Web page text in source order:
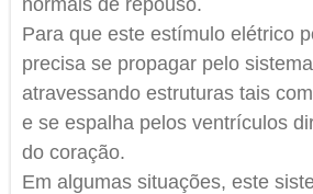
Para que este estímulo elétrico
precisa se propagar pelo
atravessando estruturas tais
e se espalha pelos ventrículos
do coração.
Em algumas situações, este